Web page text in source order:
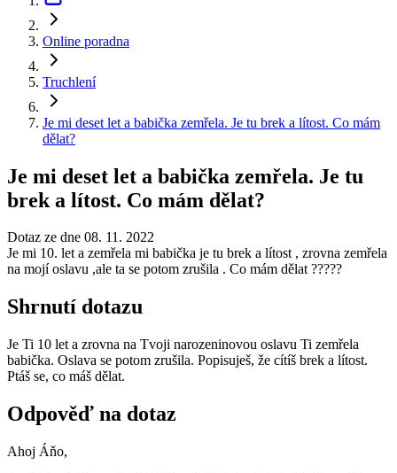
Online poradna
Truchlení
Je mi deset let a babička zemřela. Je tu brek a lítost. Co mám
dělat?
Je mi deset let a babička zemřela. Je tu
brek a lítost. Co mám dělat?
Dotaz ze dne 08. 11. 2022
Je mi 10. let a zemřela mi babička je tu brek a lítost , zrovna zemřela
na mojí oslavu ,ale ta se potom zrušila . Co mám dělat ?????
Shrnutí dotazu
Je Ti 10 let a zrovna na Tvoji narozeninovou oslavu Ti zemřela
babička. Oslava se potom zrušila. Popisuješ, že cítíš brek a lítost.
Ptáš se, co máš dělat.
Odpověď na dotaz
Ahoj Áňo,